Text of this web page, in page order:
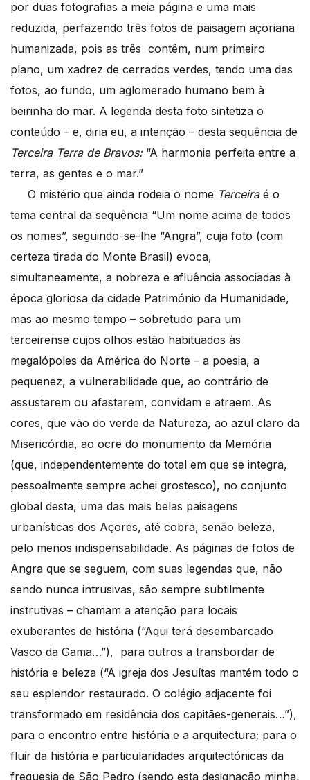
por duas fotografias a meia página e uma mais
reduzida, perfazendo três fotos de paisagem açoriana
humanizada, pois as três contêm, num primeiro
plano, um xadrez de cerrados verdes, tendo uma das
fotos, ao fundo, um aglomerado humano bem à
beirinha do mar. A legenda desta foto sintetiza o
conteúdo – e, diria eu, a intenção – desta sequência de
Terceira Terra de Bravos: “A harmonia perfeita entre a
terra, as gentes e o mar.”
O mistério que ainda rodeia o nome Terceira é o
tema central da sequência “Um nome acima de todos
os nomes”, seguindo-se-lhe “Angra”, cuja foto (com
certeza tirada do Monte Brasil) evoca,
simultaneamente, a nobreza e afluência associadas à
época gloriosa da cidade Património da Humanidade,
mas ao mesmo tempo – sobretudo para um
terceirense cujos olhos estão habituados às
megalópoles da América do Norte – a poesia, a
pequenez, a vulnerabilidade que, ao contrário de
assustarem ou afastarem, convidam e atraem. As
cores, que vão do verde da Natureza, ao azul claro da
Misericórdia, ao ocre do monumento da Memória
(que, independentemente do total em que se integra,
pessoalmente sempre achei grostesco), no conjunto
global desta, uma das mais belas paisagens
urbanísticas dos Açores, até cobra, senão beleza,
pelo menos indispensabilidade. As páginas de fotos de
Angra que se seguem, com suas legendas que, não
sendo nunca intrusivas, são sempre subtilmente
instrutivas – chamam a atenção para locais
exuberantes de história (“Aqui terá desembarcado
Vasco da Gama…”), para outros a transbordar de
história e beleza (“A igreja dos Jesuítas mantém todo o
seu esplendor restaurado. O colégio adjacente foi
transformado em residência dos capitães-generais…”),
para o encontro entre história e a arquitectura; para o
fluir da história e particularidades arquitectónicas da
freguesia de São Pedro (sendo esta designação minha,